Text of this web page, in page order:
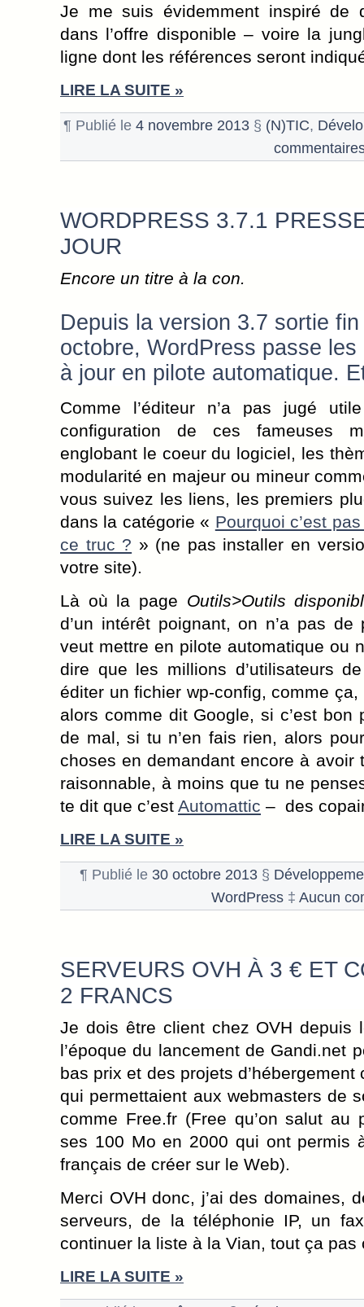
Je me suis évidemment inspiré de
dans l’offre disponible – voire la
ligne dont les références seront
LIRE LA SUITE »
¶ Publié le4 novembre 2013 § (N)TIC,
WORDPRESS 3.7.1
JOUR
Encore un titre à la con.
Depuis la version 3.7 sortie fin
octobre, WordPress passe les
à jour en pilote automatique.
Comme l’éditeur n’a pas jugé
configuration de ces fameuses
englobant le coeur du logiciel, les
modularité en majeur ou mineur
vous suivez les liens, les premiers
dans la catégorie « Pourquoi c’est
ce truc ? » (ne pas installer en
votre site).
Là où la page Outils>Outils
d’un intérêt poignant, on n’a pas
veut mettre en pilote automatique ou
dire que les millions d’utilisateurs
éditer un fichier wp-config, comme
alors comme dit Google, si c’est
de mal, si tu n’en fais rien, alors
choses en demandant encore à avoir
raisonnable, à moins que tu ne
te dit que c’est Automattic – des
LIRE LA SUITE »
¶ Publié le 30 octobre 2013§
WordPress‡ Aucun
SERVEURS OVH À 3 € ET
2 FRANCS
Je dois être client chez OVH
l’époque du lancement de Gandi.net
bas prix et des projets
qui permettaient aux webmasters de
comme Free.fr (Free qu’on salut au
ses 100 Mo en 2000 qui ont permis
français de créer sur le Web).
Merci OVH donc, j’ai des domaines,
serveurs, de la téléphonie IP, un
continuer la liste à la Vian, tout ça pas
LIRE LA SUITE »